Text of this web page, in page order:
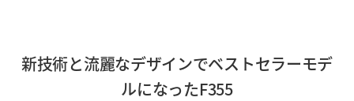
新技術と流麗なデザインでベストセラーモデ
ルになったF355